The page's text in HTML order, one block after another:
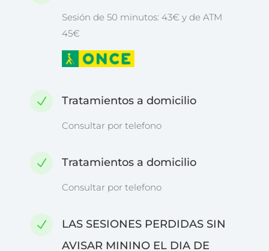
Sesión de 50 minutos: 43€ y de ATM
45€
N Tratamientos a domicilio
Consultar por telefono
N Tratamientos a domicilio
Consultar por telefono
N
LAS SESIONES PERDIDAS SIN
AVISAR MININO EL DIA DE